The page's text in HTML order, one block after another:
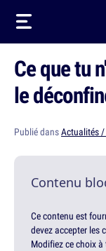
Ce que tu
le
Publié dansActualités
Contenu
Ce contenu est
devez accepter les
Modifiez ce choix